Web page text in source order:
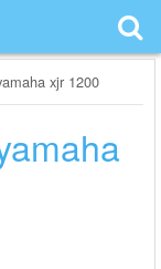
xjr 1200